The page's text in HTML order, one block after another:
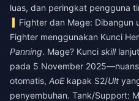
luas, dan peringkat pengguna
Fighter dan Mage: Dibangun
Fighter menggunakan Kunci
Panning. Mage? Kunci skill
pada 5 November
otomatis, AoEkapak S2/Ult
penyembuhan. Tank/Support: